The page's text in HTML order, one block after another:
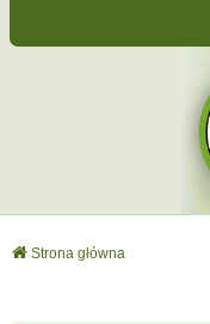
Strona główna